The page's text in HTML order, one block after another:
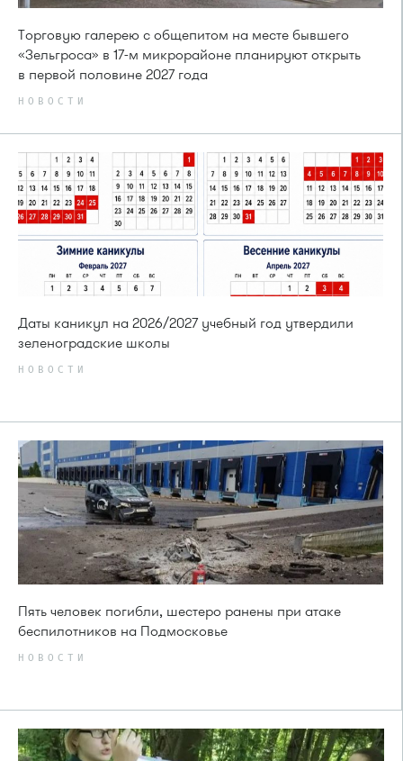
Торговую галерею с общепитом на месте бывшего
«Зельгроса» в 17-м микрорайоне планируют открыть
в первой половине 2027 года
НОВОСТИ
Даты каникул на 2026/2027 учебный год утвердили
зеленоградские школы
НОВОСТИ
Пять человек погибли, шестеро ранены при атаке
беспилотников на Подмосковье
НОВОСТИ